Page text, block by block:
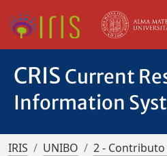
CRIS Current
Information
IRIS UNIBO
2 -